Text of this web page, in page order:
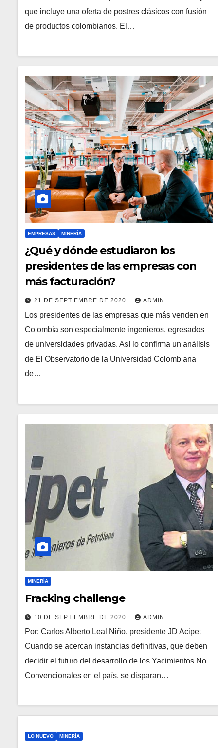
que incluye una oferta de postres clásicos con fusión
de productos colombianos. El…
EMPRESAS MINERÍA
¿Qué y dónde estudiaron los
presidentes de las empresas con
más facturación?
21 DE SEPTIEMBRE DE 2020 ADMIN
Los presidentes de las empresas que más venden en
Colombia son especialmente ingenieros, egresados
de universidades privadas. Así lo confirma un análisis
de El Observatorio de la Universidad Colombiana
de…
MINERÍA
Fracking challenge
10 DE SEPTIEMBRE DE 2020 ADMIN
Por: Carlos Alberto Leal Niño, presidente JD Acipet
Cuando se acercan instancias definitivas, que deben
decidir el futuro del desarrollo de los Yacimientos No
Convencionales en el país, se disparan…
LO NUEVO MINERÍA